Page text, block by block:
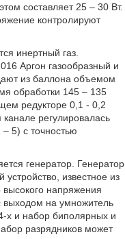
составляет 25 – 30 Вт.
контролируют
инертный газ.
Аргон газообразный и
из баллона объемом
обработки 145 – 135
редукторе 0,1 - 0,2
регулировалась
5) с точностью
генератор. Генератор
устройство, известное из
высокого напряжения
выходом на умножитель
х и набор биполярных и
разрядников может